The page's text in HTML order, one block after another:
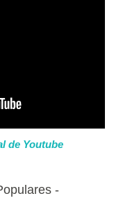
de Youtube